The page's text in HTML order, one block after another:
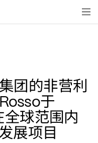
集团的非营利
于
球范围内
展项目